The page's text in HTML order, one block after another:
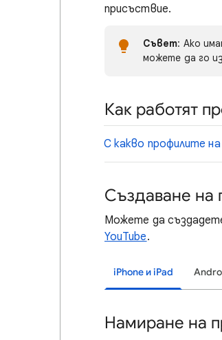
присъствие.
Съвет: Ако
можете да го
Как работят
С какво профилите
Създаване на
Можете да
YouTube.
iPhone и iPad
Намиране на